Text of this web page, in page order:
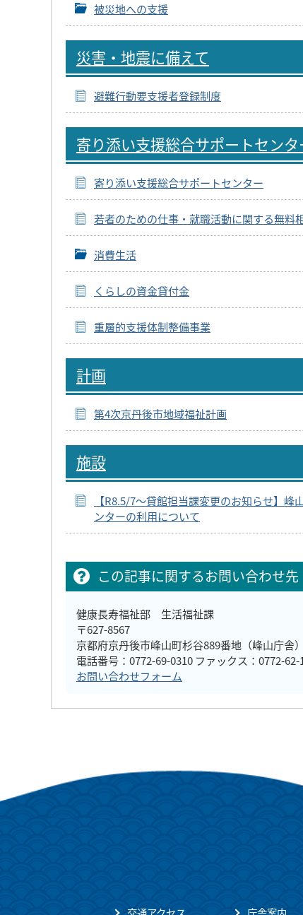
被災地への支援
災害・地震に備えて
避難行動要支援者登録制度
寄り添い支援総合サポートセンタ
寄り添い支援総合サポートセンター
若者のための仕事・就職活動に関する無料
消費生活
くらしの資金貸付金
重層的支援体制整備事業
計画
第4次京丹後市地域福祉計画
施設
【R8.5/7～貸館担当課変更のお知らせ】峰
ンターの利用について
この記事に関するお問い合わせ先
健康長寿福祉部 生活福祉課
〒627-8567
京都府京丹後市峰山町杉谷889番地（峰山庁舎）
電話番号：0772-69-0310 ファックス：0772-62-
お問い合わせフォーム